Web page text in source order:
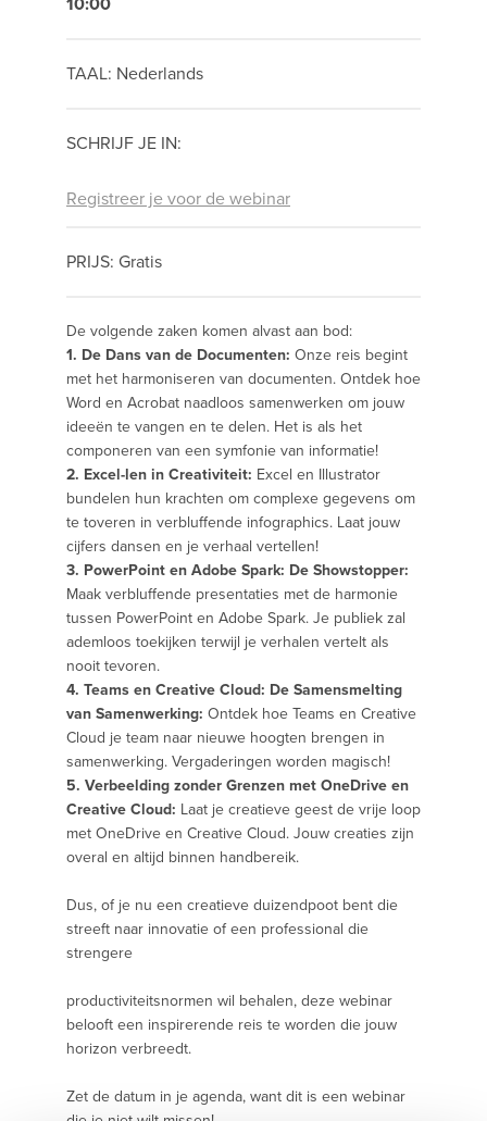
TAAL: Nederlands
SCHRIJF JE IN:
Registreer je voor de webinar
PRIJS: Gratis
De volgende zaken komen alvast aan bod:
1. De Dans van de Documenten: Onze reis begint
met het harmoniseren van documenten. Ontdek hoe
Word en Acrobat naadloos samenwerken om jouw
ideeën te vangen en te delen. Het is als het
componeren van een symfonie van informatie!
2. Excel-len in Creativiteit: Excel en Illustrator
bundelen hun krachten om complexe gegevens om
te toveren in verbluffende infographics. Laat jouw
cijfers dansen en je verhaal vertellen!
3. PowerPoint en Adobe Spark: De Showstopper:
Maak verbluffende presentaties met de harmonie
tussen PowerPoint en Adobe Spark. Je publiek zal
ademloos toekijken terwijl je verhalen vertelt als
nooit tevoren.
4. Teams en Creative Cloud: De Samensmelting
van Samenwerking: Ontdek hoe Teams en Creative
Cloud je team naar nieuwe hoogten brengen in
samenwerking. Vergaderingen worden magisch!
5. Verbeelding zonder Grenzen met OneDrive en
Creative Cloud: Laat je creatieve geest de vrije loop
met OneDrive en Creative Cloud. Jouw creaties zijn
overal en altijd binnen handbereik.
Dus, of je nu een creatieve duizendpoot bent die
streeft naar innovatie of een professional die
strengere
productiviteitsnormen wil behalen, deze webinar
belooft een inspirerende reis te worden die jouw
horizon verbreedt.
Zet de datum in je agenda, want dit is een webinar